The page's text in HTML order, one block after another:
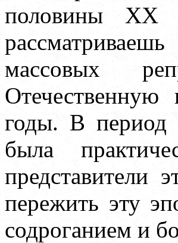
половины XX
массовых
годы. В период
была
представители
пережить эту
содроганием и